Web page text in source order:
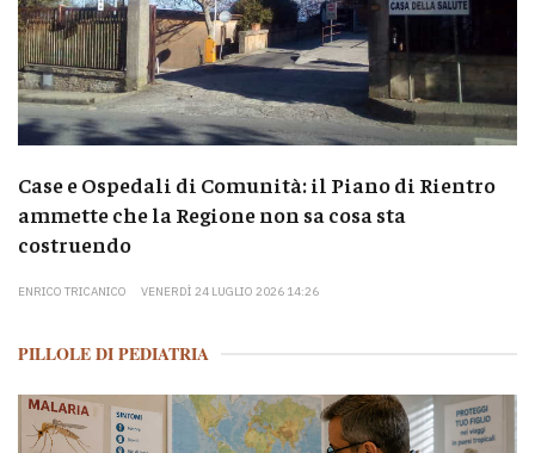
Case e Ospedali di Comunità: il Piano di Rientro
ammette che la Regione non sa cosa sta
costruendo
ENRICO TRICANICO VENERDÌ 24 LUGLIO 2026 14:26
PILLOLE DI PEDIATRIA